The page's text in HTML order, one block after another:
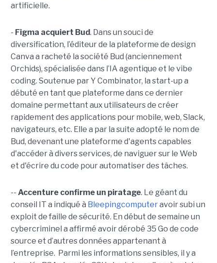
artificielle.
- Figma acquiert Bud. Dans un souci de
diversification, l’éditeur de la plateforme de design
Canva a racheté la société Bud (anciennement
Orchids), spécialisée dans l’IA agentique et le vibe
coding. Soutenue par Y Combinator, la start-up a
débuté en tant que plateforme dans ce dernier
domaine permettant aux utilisateurs de créer
rapidement des applications pour mobile, web, Slack,
navigateurs, etc. Elle a par la suite adopté le nom de
Bud, devenant une plateforme d'agents capables
d'accéder à divers services, de naviguer sur le Web
et d'écrire du code pour automatiser des tâches.
-- Accenture confirme un piratage. Le géant du
conseil IT a indiqué à Bleepingcomputeravoir subi un
exploit de faille de sécurité. En début de semaine un
cybercriminel a affirmé avoir dérobé 35 Go de code
source et d’autres données appartenant à
l’entreprise. Parmi les informations sensibles, il y a